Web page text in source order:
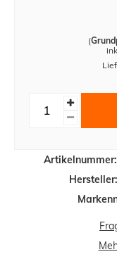
Artikelnummer:
Hersteller:
(